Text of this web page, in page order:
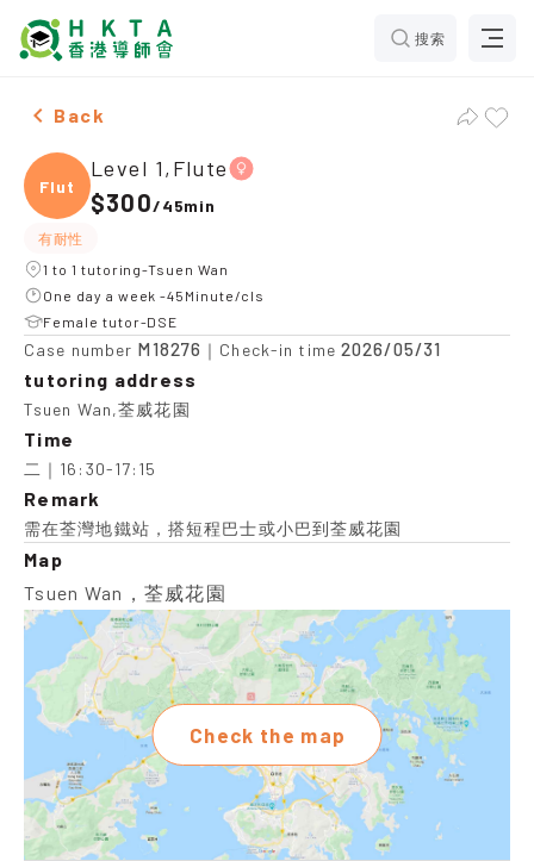
搜索
Female Level 1,Flute，Tsuen Wan Tuition
Back
Flute
Level 1,Flute
$300/45min
有耐性
1 to 1 tutoring-Tsuen Wan
One day a week -45Minute/cls
Female tutor-DSE
Case number M18276 ｜Check-in time 2026/05/31
tutoring address
Tsuen Wan,荃威花園
Time
二｜16:30-17:15
Remark
需在荃灣地鐵站，搭短程巴士或小巴到荃威花園
Map
Tsuen Wan，荃威花園
Check the map